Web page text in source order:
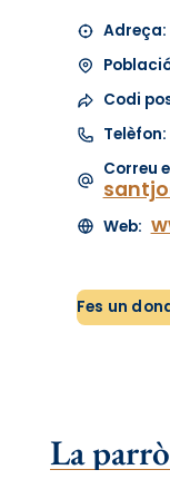
Adreça:
Codi
Telèfon:
Correu
Web:
Fes un
La